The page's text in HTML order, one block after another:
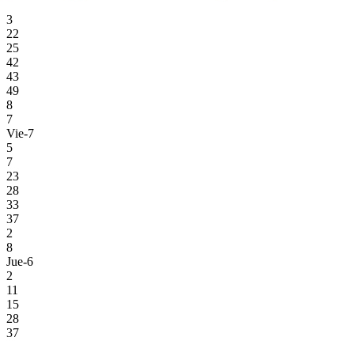
3
22
25
42
43
49
8
7
Vie-7
5
7
23
28
33
37
2
8
Jue-6
2
11
15
28
37